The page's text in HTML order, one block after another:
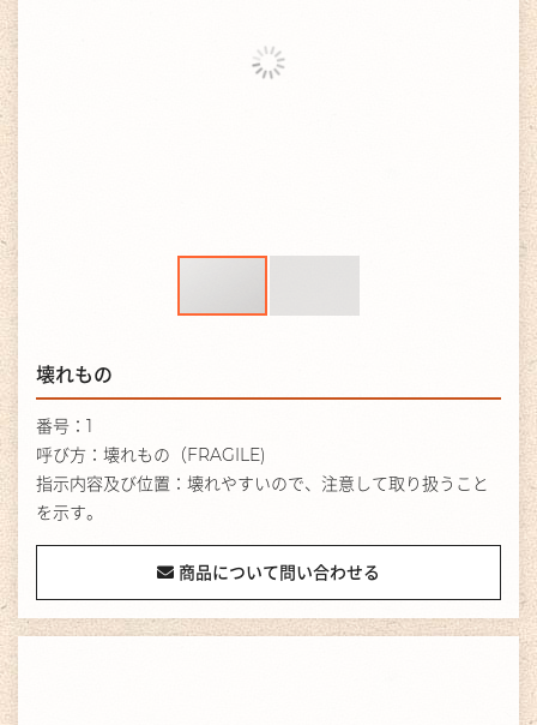
壊れもの
番号：1
呼び方：壊れもの（FRAGILE)
指示内容及び位置：壊れやすいので、注意して取り扱うこと
を示す。
商品について問い合わせる